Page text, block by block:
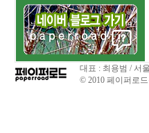
대표 : 최용범 / 서
© 2010 페이퍼로드